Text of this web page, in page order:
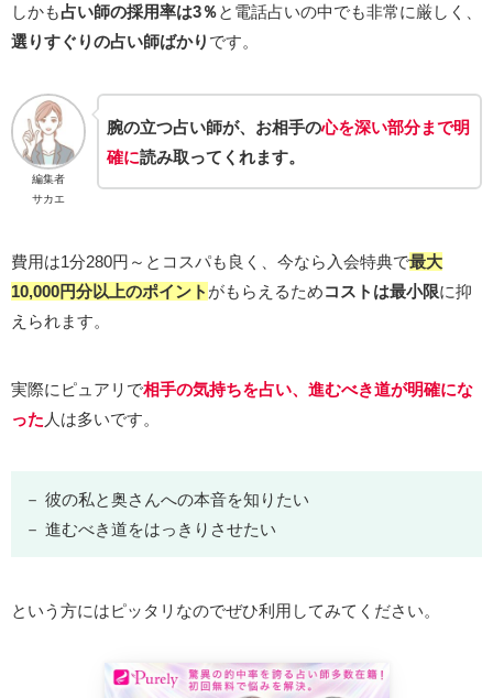
しかも占い師の採用率は3％と電話占いの中でも非常に厳しく、
選りすぐりの占い師ばかり です。
編集者
サカエ
腕の立つ占い師が、お相手の心を深い部分まで明
確に読み取ってくれます。
費用は1分280円～とコスパも良く、今なら入会特典で最大
10,000円分以上のポイント がもらえるためコストは最小限に抑
えられます。
実際にピュアリで相手の気持ちを占い、進むべき道が明確にな
った 人は多いです。
－ 彼の私と奥さんへの本音を知りたい
－ 進むべき道をはっきりさせたい
という方にはピッタリなのでぜひ利用してみてください。